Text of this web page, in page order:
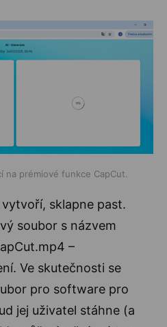
na prémiové funkce CapCut.
sklapne past.
soubor s názvem
–
Ve skutečnosti se
pro software pro
jej uživatel stáhne (a